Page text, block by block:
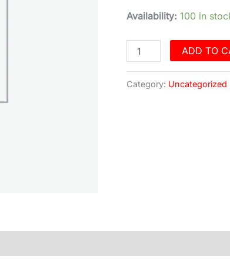
Availability: 100 in
ADD TO
Category: Uncategorized